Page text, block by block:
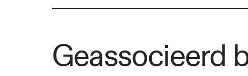
Geassocieerd